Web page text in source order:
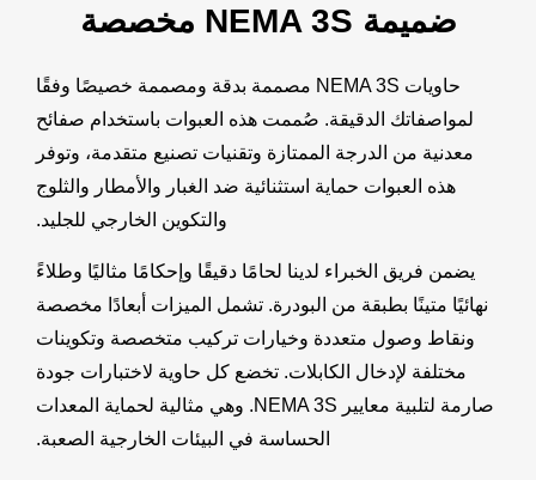
ضميمة NEMA 3S مخصصة
حاويات NEMA 3S مصممة بدقة ومصممة خصيصًا وفقًا
لمواصفاتك الدقيقة. صُممت هذه العبوات باستخدام صفائح
معدنية من الدرجة الممتازة وتقنيات تصنيع متقدمة، وتوفر
هذه العبوات حماية استثنائية ضد الغبار والأمطار والثلوج
والتكوين الخارجي للجليد.
يضمن فريق الخبراء لدينا لحامًا دقيقًا وإحكامًا مثاليًا وطلاءً
نهائيًا متينًا بطبقة من البودرة. تشمل الميزات أبعادًا مخصصة
ونقاط وصول متعددة وخيارات تركيب متخصصة وتكوينات
مختلفة لإدخال الكابلات. تخضع كل حاوية لاختبارات جودة
صارمة لتلبية معايير NEMA 3S. وهي مثالية لحماية المعدات
الحساسة في البيئات الخارجية الصعبة.